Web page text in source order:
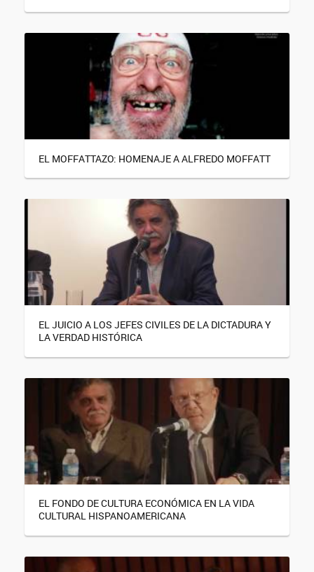
EL MOFFATTAZO: HOMENAJE A ALFREDO MOFFATT
EL JUICIO A LOS JEFES CIVILES DE LA DICTADURA Y
LA VERDAD HISTÓRICA
EL FONDO DE CULTURA ECONÓMICA EN LA VIDA
CULTURAL HISPANOAMERICANA